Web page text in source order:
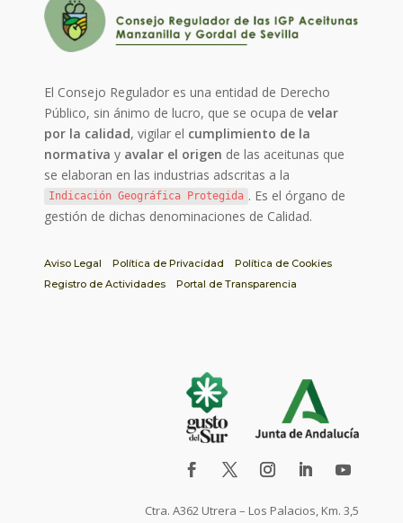
El Consejo Regulador es una entidad de Derecho
Público, sin ánimo de lucro, que se ocupa develar
por la calidad, vigilar el cumplimiento de la
normativa y avalar el origen de las aceitunas que
se elaboran en las industrias adscritas a la
Indicación Geográfica Protegida . Es el órgano de
gestión de dichas denominaciones de Calidad.
Aviso Legal Política de Privacidad
Política de Cookies
Registro de Actividades
Portal de Transparencia
Ctra. A362 Utrera – Los Palacios, Km. 3,5